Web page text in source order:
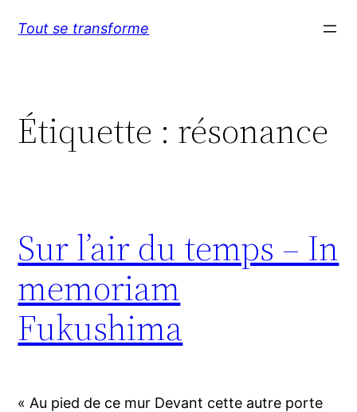
Tout se transforme
Étiquette : résonance
Sur l’air du temps – In
memoriam
Fukushima
« Au pied de ce mur Devant cette autre porte